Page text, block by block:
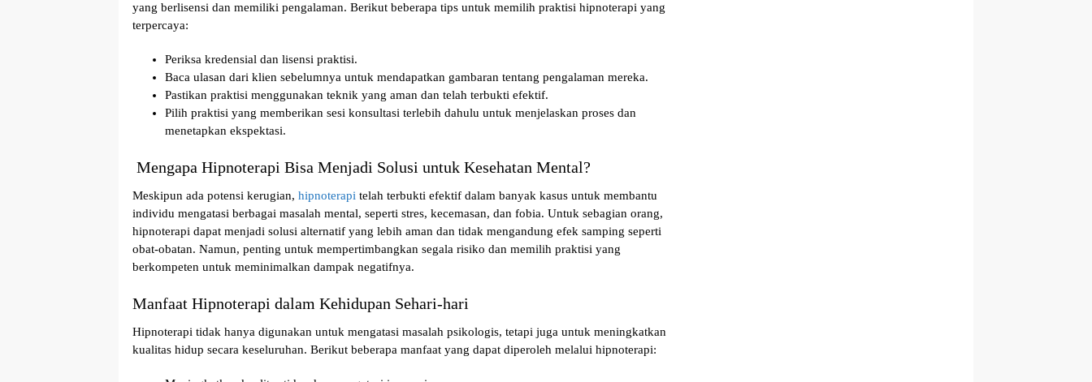
yang berlisensi dan memiliki pengalaman. Berikut beberapa tips untuk memilih praktisi hipnoterapi yang
terpercaya:
Periksa kredensial dan lisensi praktisi.
Baca ulasan dari klien sebelumnya untuk mendapatkan gambaran tentang pengalaman mereka.
Pastikan praktisi menggunakan teknik yang aman dan telah terbukti efektif.
Pilih praktisi yang memberikan sesi konsultasi terlebih dahulu untuk menjelaskan proses dan
menetapkan ekspektasi.
Mengapa Hipnoterapi Bisa Menjadi Solusi untuk Kesehatan Mental?
Meskipun ada potensi kerugian, hipnoterapi telah terbukti efektif dalam banyak kasus untuk membantu
individu mengatasi berbagai masalah mental, seperti stres, kecemasan, dan fobia. Untuk sebagian orang,
hipnoterapi dapat menjadi solusi alternatif yang lebih aman dan tidak mengandung efek samping seperti
obat-obatan. Namun, penting untuk mempertimbangkan segala risiko dan memilih praktisi yang
berkompeten untuk meminimalkan dampak negatifnya.
Manfaat Hipnoterapi dalam Kehidupan Sehari-hari
Hipnoterapi tidak hanya digunakan untuk mengatasi masalah psikologis, tetapi juga untuk meningkatkan
kualitas hidup secara keseluruhan. Berikut beberapa manfaat yang dapat diperoleh melalui hipnoterapi: